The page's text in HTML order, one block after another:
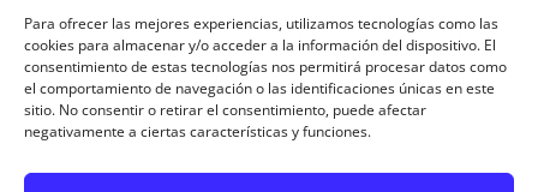
Para ofrecer las mejores experiencias, utilizamos tecnologías como las
cookies para almacenar y/o acceder a la información del dispositivo. El
consentimiento de estas tecnologías nos permitirá procesar datos como
el comportamiento de navegación o las identificaciones únicas en este
sitio. No consentir o retirar el consentimiento, puede afectar
negativamente a ciertas características y funciones.
Matrimonios: Mateo 15, 1-2. 10-14
Sandra Karina SolomitaenRETIRO MATRIMONIOS BUENOS AIRES
7 – 9 AGOSTO 2026